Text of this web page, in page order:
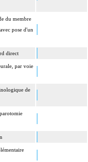
et/ou péricardique.
incluent la pose d'une dérivation
ou la radioscopie de longue
peuvent pas être facturés avec les
du membre
pose d'un
direct
par voie
de